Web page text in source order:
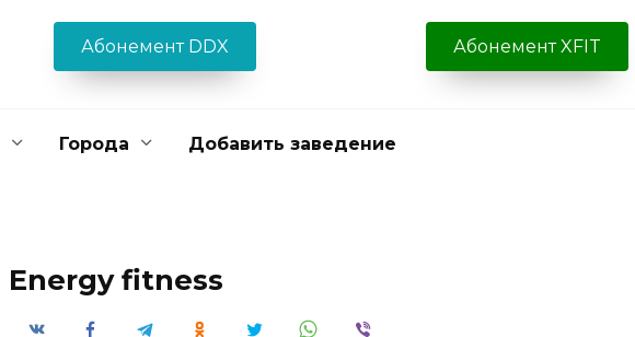
Абонемент DDX Абонемент XFIT
Города Добавить заведение
Energy fitness